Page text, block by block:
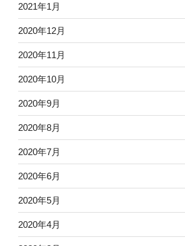
2021年1月
2020年12月
2020年11月
2020年10月
2020年9月
2020年8月
2020年7月
2020年6月
2020年5月
2020年4月